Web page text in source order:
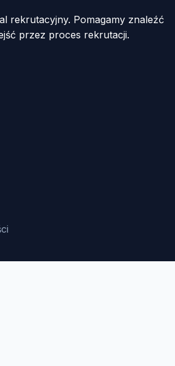
rekrutacyjny. Pomagamy znaleźć
przez proces rekrutacji.